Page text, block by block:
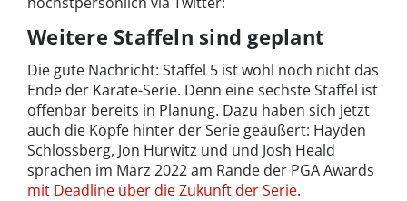
Weitere Staffeln sind geplant
Die gute Nachricht: Staffel 5 ist wohl noch nicht das
Ende der Karate-Serie. Denn eine sechste Staffel ist
offenbar bereits in Planung. Dazu haben sich jetzt
auch die Köpfe hinter der Serie geäußert: Hayden
Schlossberg, Jon Hurwitz und und Josh Heald
sprachen im März 2022 am Rande der PGA Awards
mit Deadline über die Zukunft der Serie.